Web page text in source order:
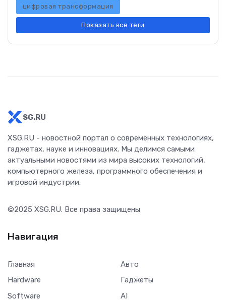
цифровая трансформация
Показать все теги
SG.RU
XSG.RU - новостной портал о современных технологиях,
гаджетах, науке и инновациях. Мы делимся самыми
актуальными новостями из мира высоких технологий,
компьютерного железа, программного обеспечения и
игровой индустрии.
©2025 XSG.RU. Все права защищены
Навигация
Главная
Hardware
Software
Авто
Гаджеты
AI